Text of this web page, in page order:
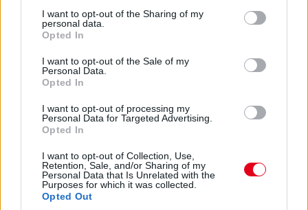
not limited to your visit or usage behaviour. You may click to
grant or deny consent to Google and its third-party tags to
use your data for below specified purposes in below Google
consent section.
I want to opt-out of the Sharing of my
personal data.
Opted In
I want to opt-out of the Sale of my
Personal Data.
Opted In
I want to opt-out of processing my
Personal Data for Targeted Advertising.
Opted In
I want to opt-out of Collection, Use,
Retention, Sale, and/or Sharing of my
Personal Data that Is Unrelated with the
Purposes for which it was collected.
Opted Out